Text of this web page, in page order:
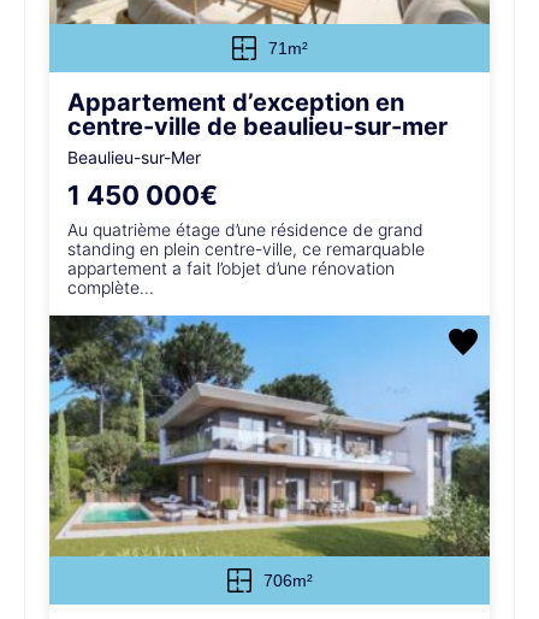
71m²
Appartement d’exception en
centre-ville de beaulieu-sur-mer
Beaulieu-sur-Mer
1 450 000€
Au quatrième étage d’une résidence de grand
standing en plein centre-ville, ce remarquable
appartement a fait l’objet d’une rénovation
complète...
706m²